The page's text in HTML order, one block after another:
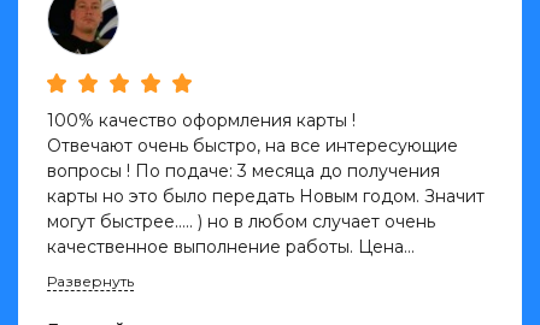
100% качество оформления карты !
Отвечают очень быстро, на все интересующие
вопросы ! По подаче: 3 месяца до получения
карты но это было передать Новым годом. Значит
могут быстрее….. ) но в любом случает очень
качественное выполнение работы. Цена...
Развернуть